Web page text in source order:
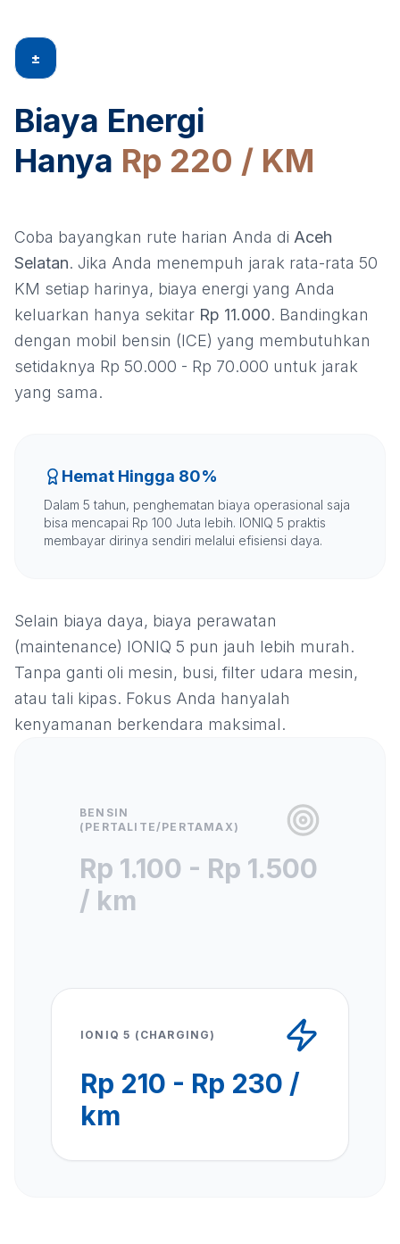
±
Biaya Energi
Hanya Rp 220 / KM
Coba bayangkan rute harian Anda di Aceh
Selatan. Jika Anda menempuh jarak rata-rata 50
KM setiap harinya, biaya energi yang Anda
keluarkan hanya sekitar Rp 11.000. Bandingkan
dengan mobil bensin (ICE) yang membutuhkan
setidaknya Rp 50.000 - Rp 70.000 untuk jarak
yang sama.
Hemat Hingga 80%
Dalam 5 tahun, penghematan biaya operasional saja
bisa mencapai Rp 100 Juta lebih. IONIQ 5 praktis
membayar dirinya sendiri melalui efisiensi daya.
Selain biaya daya, biaya perawatan
(maintenance) IONIQ 5 pun jauh lebih murah.
Tanpa ganti oli mesin, busi, filter udara mesin,
atau tali kipas. Fokus Anda hanyalah
kenyamanan berkendara maksimal.
BENSIN
(PERTALITE/PERTAMAX)
Rp 1.100 - Rp 1.500
/ km
IONIQ 5 (CHARGING)
Rp 210 - Rp 230 /
km